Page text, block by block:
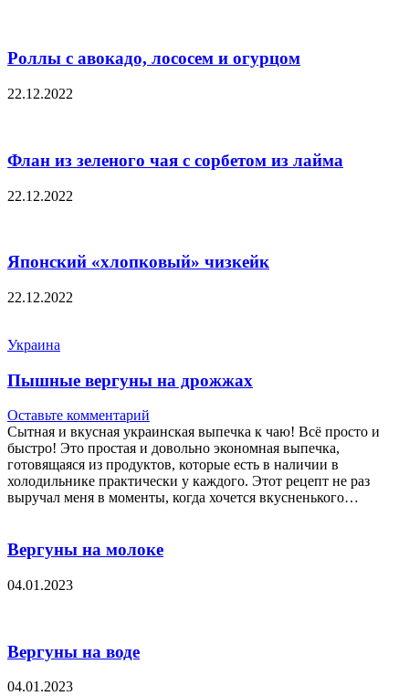
Роллы с авокадо, лососем и огурцом
22.12.2022
Флан из зеленого чая с сорбетом из лайма
22.12.2022
Японский «хлопковый» чизкейк
22.12.2022
Украина
Пышные вергуны на дрожжах
Оставьте комментарий
Сытная и вкусная украинская выпечка к чаю! Всё просто и
быстро! Это простая и довольно экономная выпечка,
готовящаяся из продуктов, которые есть в наличии в
холодильнике практически у каждого. Этот рецепт не раз
выручал меня в моменты, когда хочется вкусненького…
Вергуны на молоке
04.01.2023
Вергуны на воде
04.01.2023